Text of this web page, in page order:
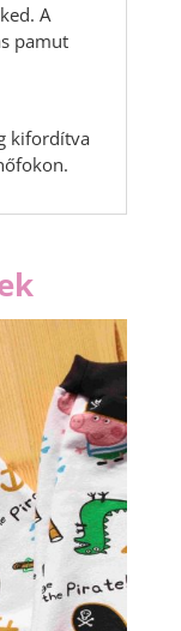
A
pamut
kifordítva